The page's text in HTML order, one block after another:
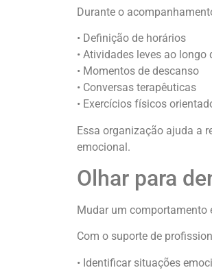
Durante o
• Definição de horários
• Atividades leves ao longo
• Momentos de descanso
• Conversas terapêuticas
• Exercícios físicos
Essa organização ajuda a
emocional.
Olhar para
Mudar um comportamento
Com o suporte de
• Identificar situações